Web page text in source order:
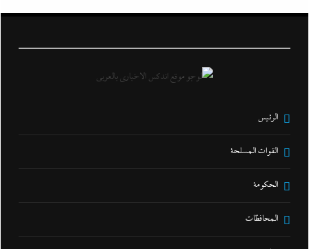
الرئيس
القوات المسلحة
الحكومة
المحافظات